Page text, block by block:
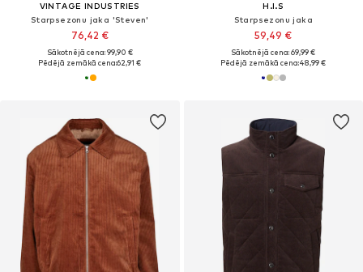
VINTAGE INDUSTRIES
Starpsezonu jaka 'Steven'
76,42 €
Sākotnējā cena: 99,90 €
Pēdējā zemākā cena:62,91 €
H.I.S
Starpsezonu jaka
59,49 €
Sākotnējā cena: 69,99 €
Pēdējā zemākā cena:48,99 €